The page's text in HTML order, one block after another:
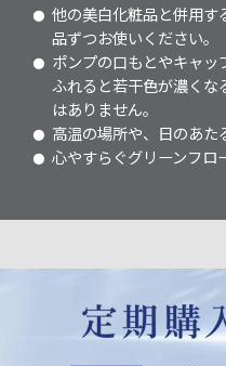
他の美白化粧品と併用す
品ずつお使いください。
ポンプの口もとやキャ
ふれると若干色が濃くな
はありません。
高温の場所や、日のあた
心やすらぐグリーンフロ